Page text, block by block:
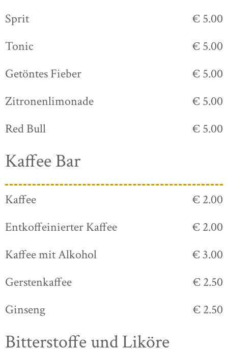
Sprit
€ 5.00
Tonic
€ 5.00
Getöntes Fieber
€ 5.00
Zitronenlimonade
€ 5.00
Red Bull
€ 5.00
Kaffee Bar
Kaffee
€ 2.00
Entkoffeinierter Kaffee
€ 2.00
Kaffee mit Alkohol
€ 3.00
Gerstenkaffee
€ 2.50
Ginseng
€ 2.50
Bitterstoffe und Liköre